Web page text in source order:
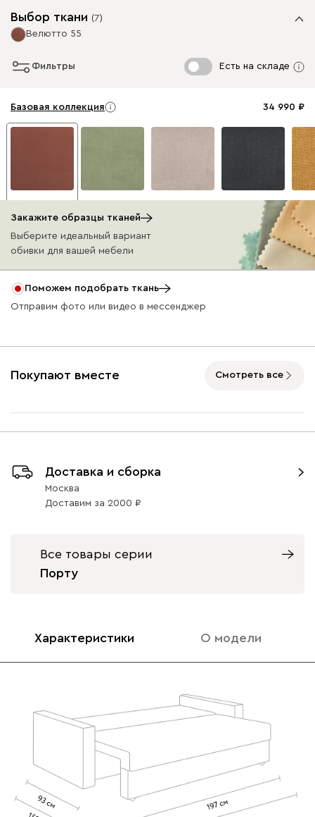
Выбор ткани (7)
Велютто 55
Фильтры Есть на складе
Базовая коллекция 34 990
34 990 34 990
В наличии: 19 шт.
(Ivory)
Савана Графит
34 990
В наличии: 2 шт.
34
В
Закажите образцы тканей
Выберите идеальный вариант
обивки для вашей мебели
Поможем подобрать ткань
Отправим фото или видео в мессенджер
Покупают вместе Смотреть все
Доставка и сборка
Москва
Доставим за 2000
Все товары серии
Порту
Характеристики О модели